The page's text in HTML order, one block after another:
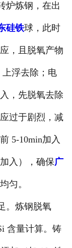
炼钢，在出
硅铁球，此时
，且脱氧产物
上浮去除；电
，先脱氧去除
过于剧烈，减
5-10min加入
入），确保广
匀。
。炼钢脱氧
含量计算。铸